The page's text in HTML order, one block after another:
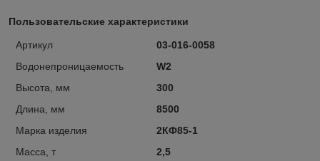
Пользовательские характеристики
Артикул
03-016-0058
Водонепроницаемость
W2
Высота, мм
300
Длина, мм
8500
Марка изделия
2КФ85-1
Масса, т
2,5